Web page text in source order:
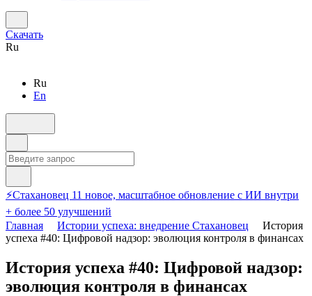
Скачать
Ru
Ru
En
⚡️Стахановец 11 новое, масштабное обновление с ИИ внутри
+ более 50 улучшений
Главная
Истории успеха: внедрение Стахановец
История
успеха #40: Цифровой надзор: эволюция контроля в финансах
История успеха #40: Цифровой надзор:
эволюция контроля в финансах